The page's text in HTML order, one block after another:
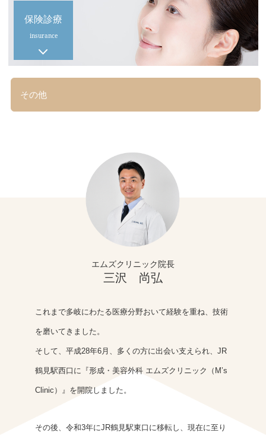
保険診療
insurance
その他
エムズクリニック院長
三沢 尚弘
これまで多岐にわたる医療分野おいて経験を重ね、技術
を磨いてきました。
そして、平成28年6月、多くの方に出会い支えられ、JR
鶴見駅西口に『形成・美容外科 エムズクリニック（M’s
Clinic）』を開院しました。
その後、令和3年にJR鶴見駅東口に移転し、現在に至り